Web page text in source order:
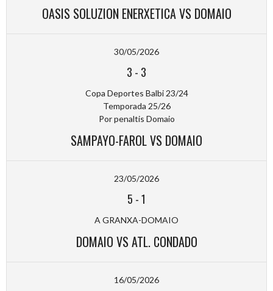
OASIS SOLUZION ENERXETICA VS DOMAIO
30/05/2026
3 - 3
Copa Deportes Balbi 23/24
Temporada 25/26
Por penaltis Domaio
SAMPAYO-FAROL VS DOMAIO
23/05/2026
5 -1
A GRANXA-DOMAIO
DOMAIO VS ATL. CONDADO
16/05/2026